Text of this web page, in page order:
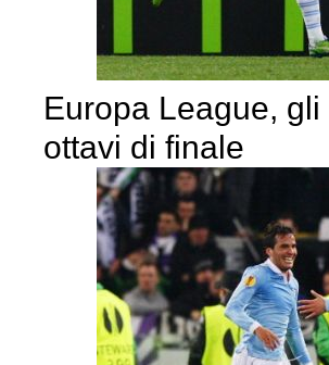
Europa League,
ottavi di finale